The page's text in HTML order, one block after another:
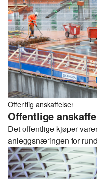
Offentlig anskaffelser
Offentlige
Det offentlige kjøper
anleggsnæringen for
det offentlige til vår
Det er en rolle
spekter av